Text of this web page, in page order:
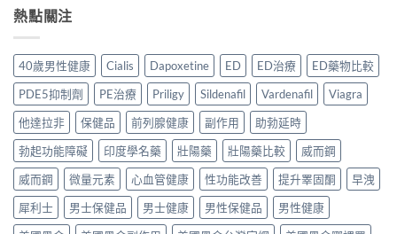
法
與
貨
購
買
指
南〉
中
完
南〉
中
港
噴
霧
購
買
指
南〉
中
洩
比
較
2026：
口
服
藥、
噴
劑、
效
點
士
30
裝
香
港
購
買
指
南
2026：
Cialis
20mg
貨
熱點關注
40歲男性健康 Cialis Dapoxetine ED ED治療
ED藥物比較
PDE5抑制劑
PE治療 Priligy Sildenafil Vardenafil
Viagra
他達拉非
保健品 前列腺健康 副作用
助勃延時
勃起功能障礙
印度學名藥 壯陽藥 壯陽藥比較
威而鋼
威而鋼
微量元素 心血管健康 性功能改善 提升睪固酮
早洩
犀利士
男士保健品 男士健康 男性保健品
男性健康